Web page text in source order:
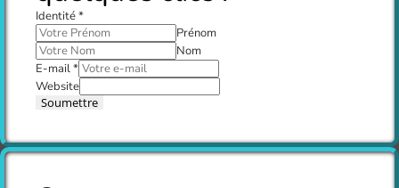
Identité*
Prénom
Nom
E-mail*
Website
Soumettre